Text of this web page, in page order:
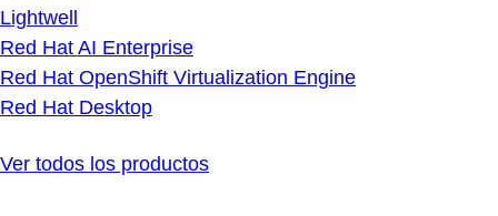
Lightwell
Red Hat AI Enterprise
Red Hat OpenShift Virtualization Engine
Red Hat Desktop
Ver todos los productos